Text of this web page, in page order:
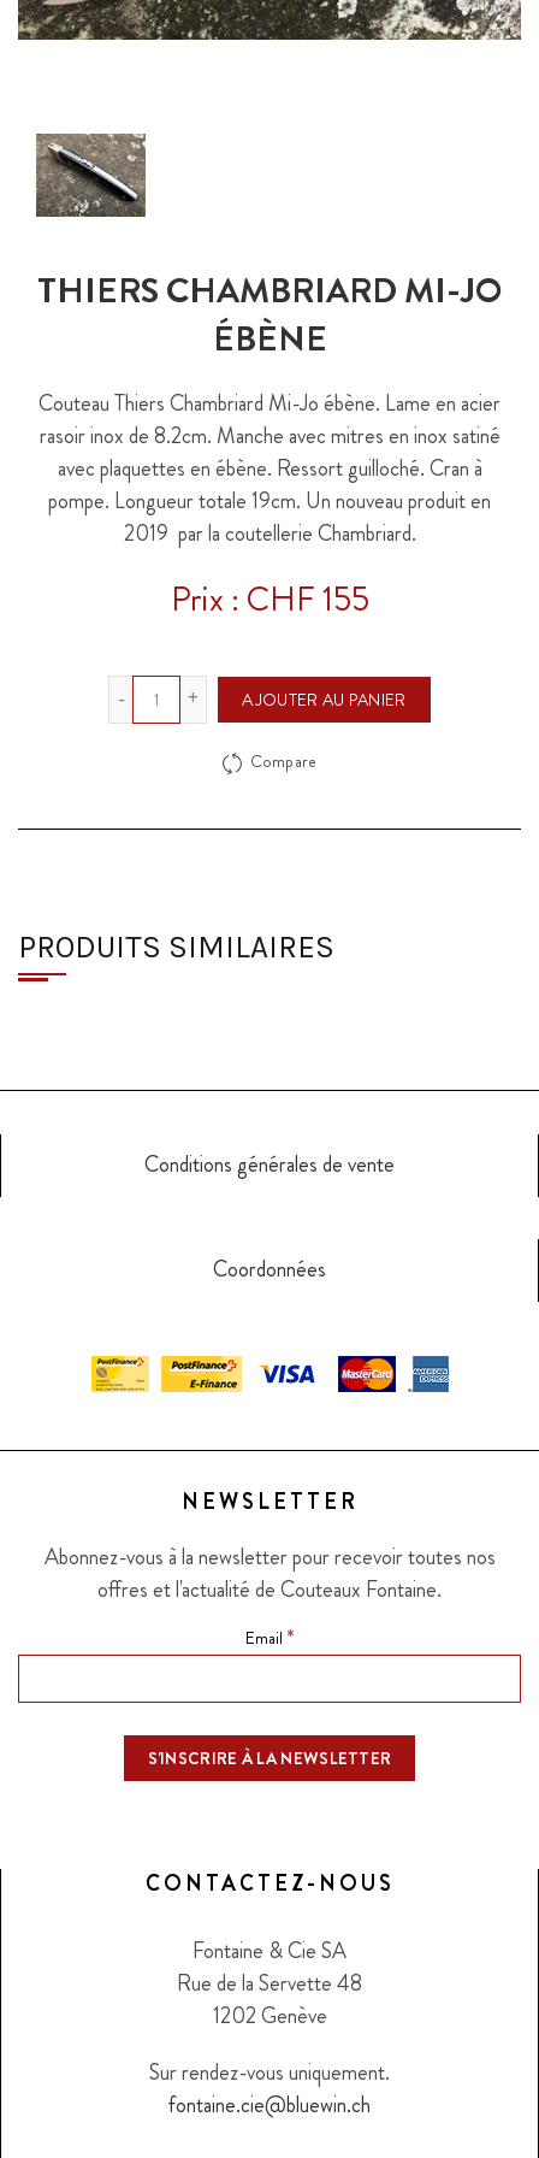
THIERS CHAMBRIARD MI-JO
ÉBÈNE
Couteau Thiers Chambriard Mi-Jo ébène. Lame en acier
rasoir inox de 8.2cm. Manche avec mitres en inox satiné
avec plaquettes en ébène. Ressort guilloché. Cran à
pompe. Longueur totale 19cm. Un nouveau produit en
2019 par la coutellerie Chambriard.
Prix : CHF 155
Quantité
AJOUTER AU PANIER
Compare
PRODUITS SIMILAIRES
Conditions générales de vente
Coordonnées
NEWSLETTER
Abonnez-vous à la newsletter pour recevoir toutes nos
offres et l'actualité de Couteaux Fontaine.
Email *
CONTACTEZ-NOUS
Fontaine & Cie SA
Rue de la Servette 48
1202 Genève
Sur rendez-vous uniquement.
fontaine.cie@bluewin.ch